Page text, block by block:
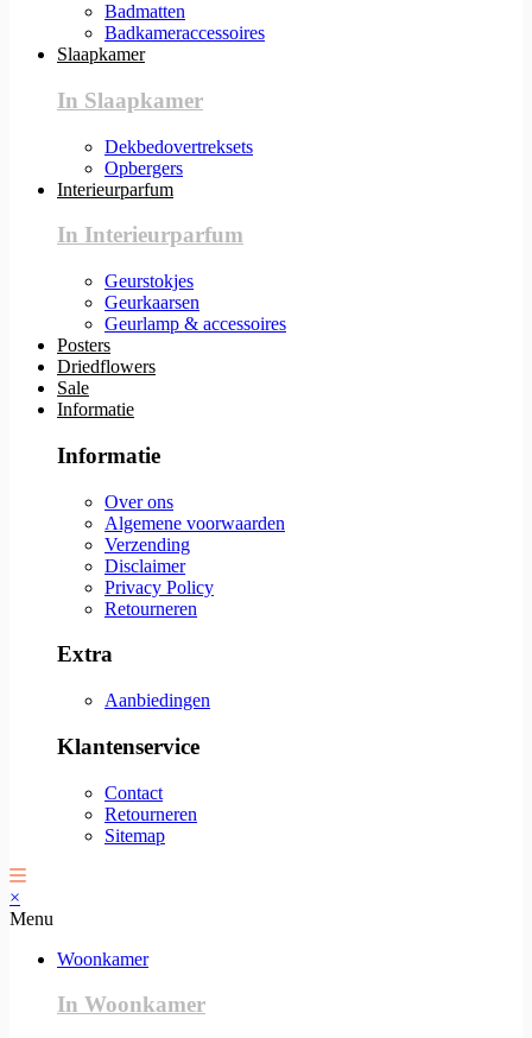
Badmatten
Badkameraccessoires
Slaapkamer
In Slaapkamer
Dekbedovertreksets
Opbergers
Interieurparfum
In Interieurparfum
Geurstokjes
Geurkaarsen
Geurlamp & accessoires
Posters
Driedflowers
Sale
Informatie
Informatie
Over ons
Algemene voorwaarden
Verzending
Disclaimer
Privacy Policy
Retourneren
Extra
Aanbiedingen
Klantenservice
Contact
Retourneren
Sitemap
×
Menu
Woonkamer
In Woonkamer